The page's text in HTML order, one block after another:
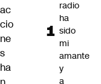
ac
cio
ne
s
ha
radio
ha
sido
mi
amante
y
a